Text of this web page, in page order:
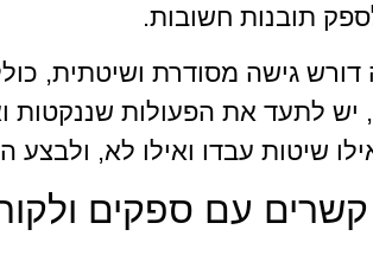
תובנות חשובות.
דורש גישה מסודרת ושיטתית,
יש לתעד את הפעולות שננקטות
שיטות עבדו ואילו לא,
קשרים עם ספקים